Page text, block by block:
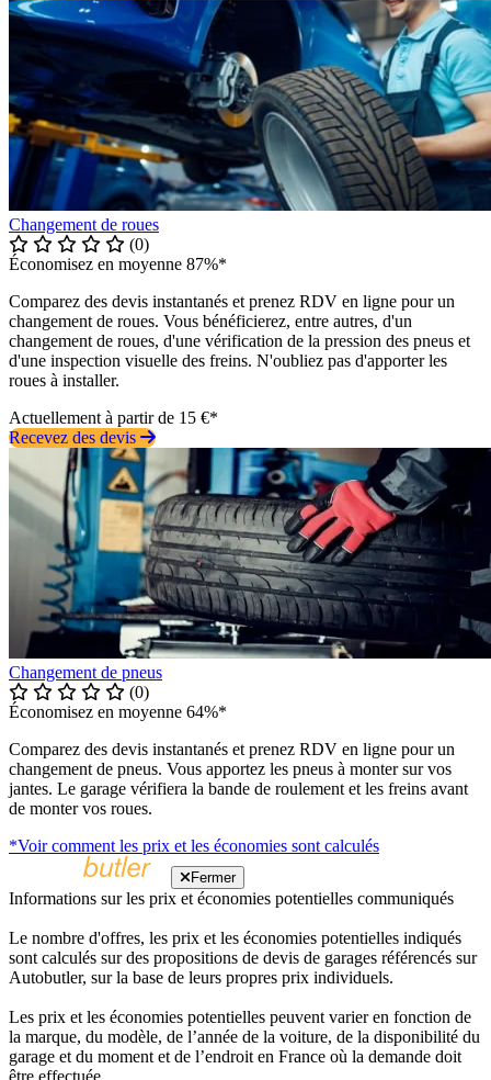
Changement de roues
(0)
Économisez en moyenne 87%*
Comparez des devis instantanés et prenez RDV en ligne pour un
changement de roues. Vous bénéficierez, entre autres, d'un
changement de roues, d'une vérification de la pression des pneus et
d'une inspection visuelle des freins. N'oubliez pas d'apporter les
roues à installer.
Actuellement à partir de 15 €*
Recevez des devis
Changement de pneus
(0)
Économisez en moyenne 64%*
Comparez des devis instantanés et prenez RDV en ligne pour un
changement de pneus. Vous apportez les pneus à monter sur vos
jantes. Le garage vérifiera la bande de roulement et les freins avant
de monter vos roues.
*Voir comment les prix et les économies sont calculés
Fermer
Informations sur les prix et économies potentielles communiqués
Le nombre d'offres, les prix et les économies potentielles indiqués
sont calculés sur des propositions de devis de garages référencés sur
Autobutler, sur la base de leurs propres prix individuels.
Les prix et les économies potentielles peuvent varier en fonction de
la marque, du modèle, de l’année de la voiture, de la disponibilité du
garage et du moment et de l’endroit en France où la demande doit
être effectuée.